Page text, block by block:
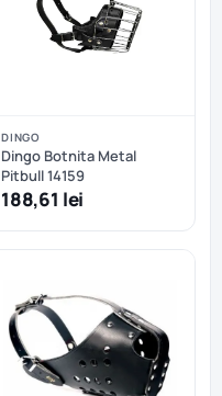
DINGO
Dingo Botnita Metal
Pitbull 14159
188,61 lei